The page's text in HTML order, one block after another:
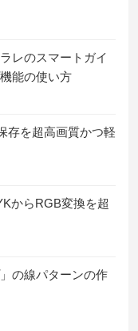
レのスマートガイ
能の使い方
存を超高画質かつ軽
からRGB変換を超
の線パターンの作